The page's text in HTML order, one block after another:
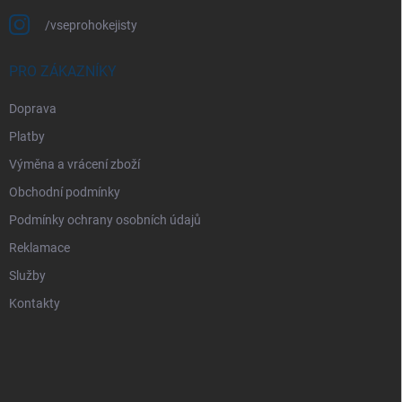
/vseprohokejisty
PRO ZÁKAZNÍKY
Doprava
Platby
Výměna a vrácení zboží
Obchodní podmínky
Podmínky ochrany osobních údajů
Reklamace
Služby
Kontakty